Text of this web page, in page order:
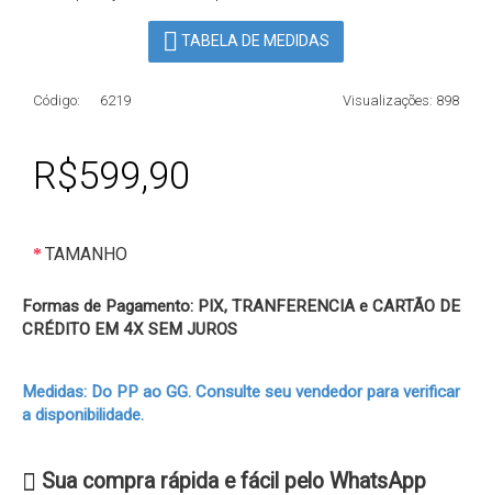
TABELA DE MEDIDAS
Visualizações: 898
Código: 6219
R$599,90
TAMANHO
Formas de Pagamento: PIX, TRANFERENCIA e CARTÃO DE
CRÉDITO EM 4X SEM JUROS
Medidas: Do PP ao GG. Consulte seu vendedor para verificar
a disponibilidade.
Sua compra rápida e fácil pelo WhatsApp